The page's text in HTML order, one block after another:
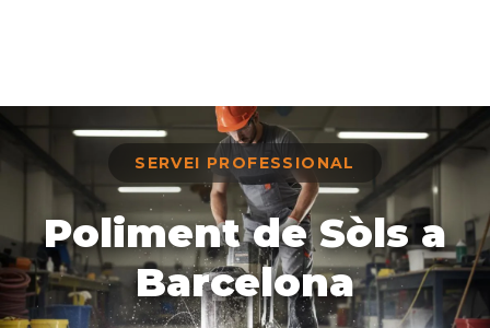
SERVEI PROFESSIONAL
Poliment de Sòls a
Barcelona